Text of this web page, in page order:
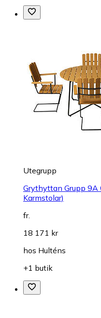
Utegrupp
Grythyttan Grupp
Karmstolar)
fr.
18 171 kr
hos Hulténs
+1 butik